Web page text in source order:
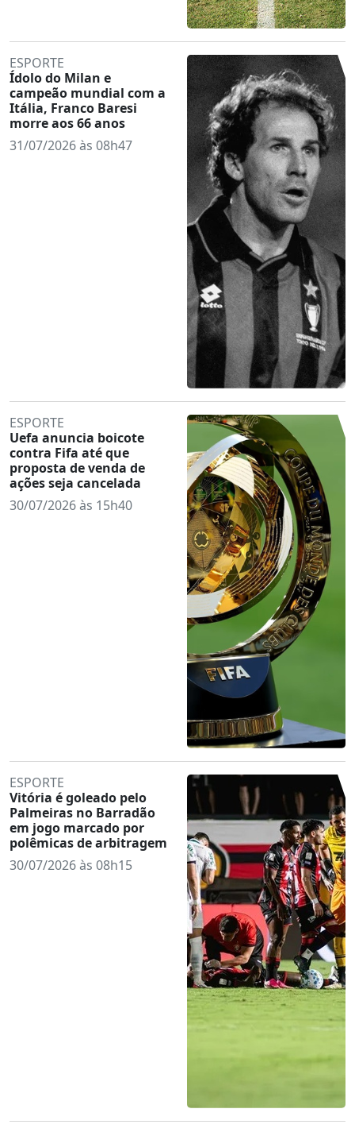
ESPORTE
Ídolo do Milan e
campeão mundial com a
Itália, Franco Baresi
morre aos 66 anos
31/07/2026 às 08h47
ESPORTE
Uefa anuncia boicote
contra Fifa até que
proposta de venda de
ações seja cancelada
30/07/2026 às 15h40
ESPORTE
Vitória é goleado pelo
Palmeiras no Barradão
em jogo marcado por
polêmicas de arbitragem
30/07/2026 às 08h15